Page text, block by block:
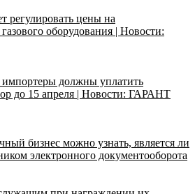
регулировать цены на
оборудования | Новости:
должны уплатить
до 15 апреля | Новости: ГАРАНТ
бизнес можно узнать, является ли
электронного документооборота